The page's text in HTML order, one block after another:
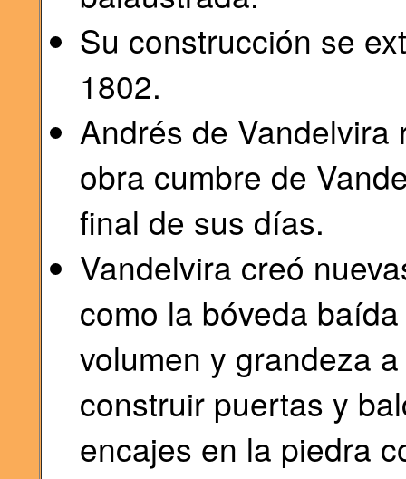
Su construcción se
1802.
Andrés de Vandelvira
obra cumbre de
final de sus días.
Vandelvira creó
como la bóveda
volumen y grandeza
construir puertas y
encajes en la piedra